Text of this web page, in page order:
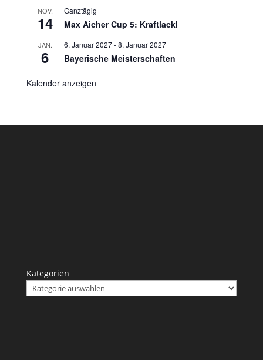
NOV.
14
Ganztägig
Max Aicher Cup 5: Kraftlackl
JAN.
6
6. Januar 2027-8. Januar 2027
Bayerische Meisterschaften
Kalender anzeigen
Kategorien